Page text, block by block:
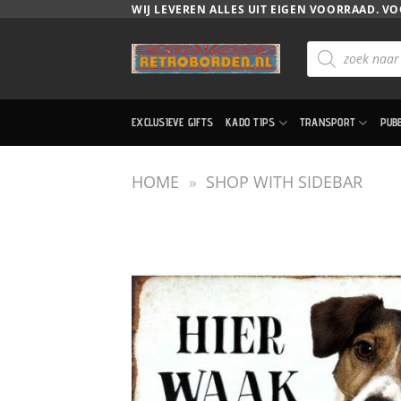
WIJ LEVEREN ALLES UIT EIGEN VOORRAAD.
Producten
zoeken
EXCLUSIEVE GIFTS KADO TIPS TRANSPORT
HOME » SHOP WITH SIDEBAR